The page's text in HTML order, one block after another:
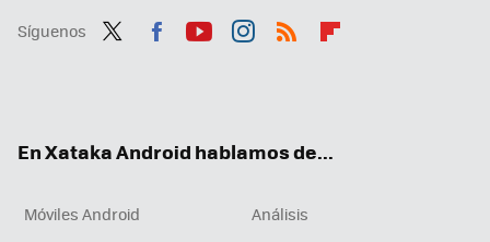
Síguenos
En Xataka Android hablamos de...
Móviles Android
Análisis